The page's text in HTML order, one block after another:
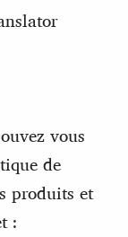
vous
de
produits et
: